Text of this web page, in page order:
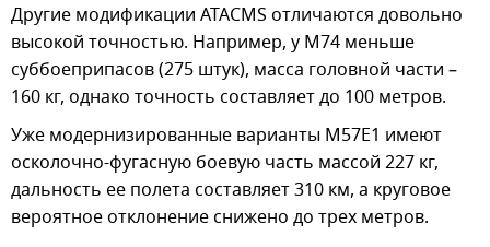
Другие модификации ATACMS отличаются довольно
высокой точностью. Например, у M74 меньше
суббоеприпасов (275 штук), масса головной части –
160 кг, однако точность составляет до 100 метров.
Уже модернизированные варианты M57E1 имеют
осколочно-фугасную боевую часть массой 227 кг,
дальность ее полета составляет 310 км, а круговое
вероятное отклонение снижено до трех метров.